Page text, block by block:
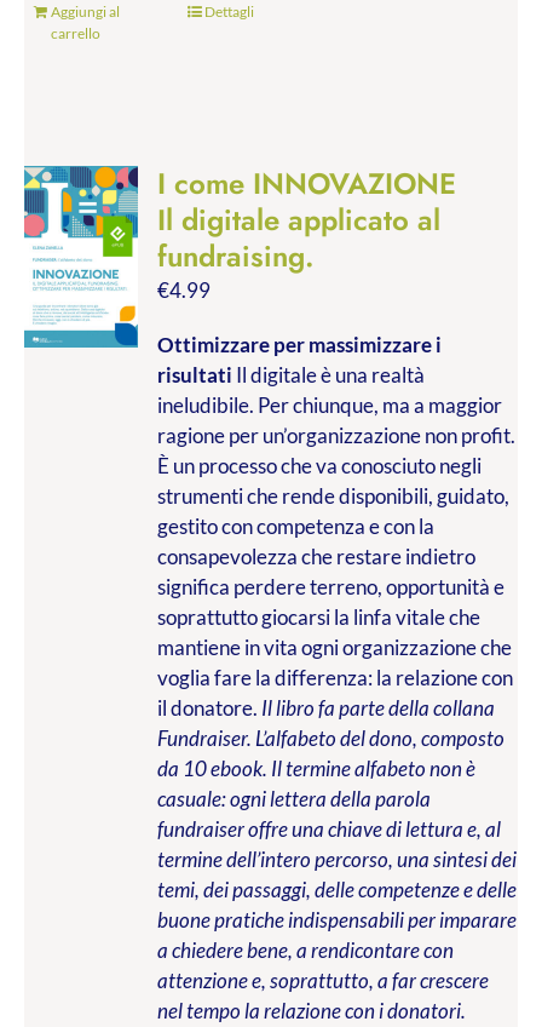
Aggiungi al
carrello
Dettagli
I come INNOVAZIONE
Il digitale applicato al
fundraising.
€4.99
Ottimizzare per massimizzare i
risultati Il digitale è una realtà
ineludibile. Per chiunque, ma a maggior
ragione per un’organizzazione non profit.
È un processo che va conosciuto negli
strumenti che rende disponibili, guidato,
gestito con competenza e con la
consapevolezza che restare indietro
significa perdere terreno, opportunità e
soprattutto giocarsi la linfa vitale che
mantiene in vita ogni organizzazione che
voglia fare la differenza: la relazione con
il donatore. Il libro fa parte della collana
Fundraiser. L’alfabeto del dono, composto
da 10 ebook. Il termine alfabeto non è
casuale: ogni lettera della parola
fundraiser offre una chiave di lettura e, al
termine dell’intero percorso, una sintesi dei
temi, dei passaggi, delle competenze e delle
buone pratiche indispensabili per imparare
a chiedere bene, a rendicontare con
attenzione e, soprattutto, a far crescere
nel tempo la relazione con i donatori.